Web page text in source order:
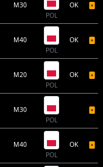
M30
POL
OK
M40
POL
OK
M20
POL
OK
M30
POL
M40
POL
OK